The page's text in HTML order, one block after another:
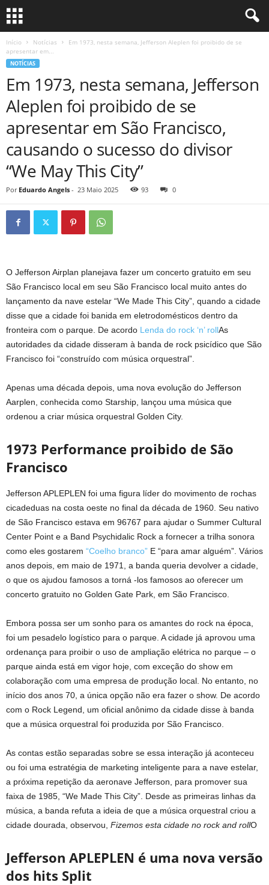
Início Notícias
Em 1973, nesta semana, Jefferson Aleplen foi proibido de se
apresentar em...
NOTÍCIAS
Em 1973, nesta semana, Jefferson
Aleplen foi proibido de se
apresentar em São Francisco,
causando o sucesso do divisor
“We May This City”
Por Eduardo Angels - 23 Maio 2025 93 0
O Jefferson Airplan planejava fazer um concerto gratuito em seu
São Francisco local em seu São Francisco local muito antes do
lançamento da nave estelar “We Made This City”, quando a cidade
disse que a cidade foi banida em eletrodomésticos dentro da
fronteira com o parque. De acordo Lenda do rock ‘n’ rollAs
autoridades da cidade disseram à banda de rock psicídico que São
Francisco foi “construído com música orquestral”.
Apenas uma década depois, uma nova evolução do Jefferson
Aarplen, conhecida como Starship, lançou uma música que
ordenou a criar música orquestral Golden City.
1973 Performance proibido de São
Francisco
Jefferson APLEPLEN foi uma figura líder do movimento de rochas
cicadeduas na costa oeste no final da década de 1960. Seu nativo
de São Francisco estava em 96767 para ajudar o Summer Cultural
Center Point e a Band Psychidalic Rock a fornecer a trilha sonora
como eles gostarem “Coelho branco” E “para amar alguém”. Vários
anos depois, em maio de 1971, a banda queria devolver a cidade,
o que os ajudou famosos a torná -los famosos ao oferecer um
concerto gratuito no Golden Gate Park, em São Francisco.
Embora possa ser um sonho para os amantes do rock na época,
foi um pesadelo logístico para o parque. A cidade já aprovou uma
ordenança para proibir o uso de ampliação elétrica no parque – o
parque ainda está em vigor hoje, com exceção do show em
colaboração com uma empresa de produção local. No entanto, no
início dos anos 70, a única opção não era fazer o show. De acordo
com o Rock Legend, um oficial anônimo da cidade disse à banda
que a música orquestral foi produzida por São Francisco.
As contas estão separadas sobre se essa interação já aconteceu
ou foi uma estratégia de marketing inteligente para a nave estelar,
a próxima repetição da aeronave Jefferson, para promover sua
faixa de 1985, “We Made This City”. Desde as primeiras linhas da
música, a banda refuta a ideia de que a música orquestral criou a
cidade dourada, observou, Fizemos esta cidade no rock and rollO
Jefferson APLEPLEN é uma nova versão
dos hits Split